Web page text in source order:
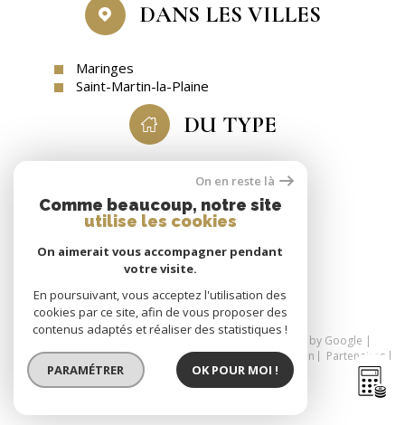
DANS LES VILLES
Maringes
Saint-Martin-la-Plaine
DU TYPE
SE CONNECTER
espace propriétaire
© 2026 | Tous droits réservés | Traduction powered by Google |
Nos honoraires
Plan du site Mentions légales Admin
Partenaires
Politique RGPD
Cookies
On en reste là
Comme beaucoup, notre site
utilise les cookies
On aimerait vous accompagner pendant
votre visite.
En poursuivant, vous acceptez l'utilisation des
cookies par ce site, afin de vous proposer des
contenus adaptés et réaliser des statistiques !
PARAMÉTRER OK POUR MOI !